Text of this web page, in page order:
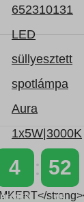
4
PERCEK
51
MP